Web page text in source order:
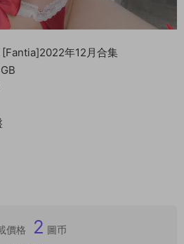
[Fantia]2022年12月合集
價格 2 圖币